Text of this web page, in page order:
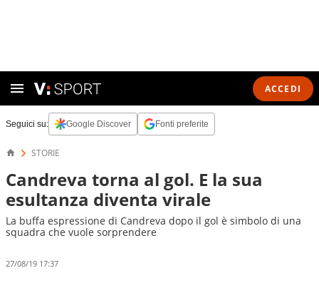
ACCEDI
Seguici su: Google Discover Fonti preferite
STORIE
Candreva torna al gol. E la sua
esultanza diventa virale
La buffa espressione di Candreva dopo il gol è simbolo di una
squadra che vuole sorprendere
27/08/19 17:37